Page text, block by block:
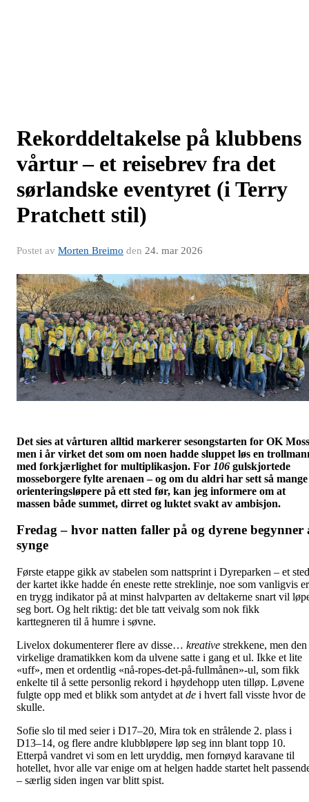
Rekorddeltakelse på klubbens
vårtur – et reisebrev fra det
sørlandske eventyret (i Terry
Pratchett stil)
Postet av Morten Breimo den 24. mar 2026
Det sies at vårturen alltid markerer sesongstarten for OK
men i år virket det som om noen hadde sluppet løs en
med forkjærlighet for multiplikasjon. For 106 gulskjortede
mosseborgere fylte arenaen – og om du aldri har sett så mange
orienteringsløpere på ett sted før, kan jeg informere om at
massen både summet, dirret og luktet svakt av ambisjon.
Fredag – hvor natten faller på og dyrene begynner
synge
Første etappe gikk av stabelen som nattsprint i Dyreparken – et sted
der kartet ikke hadde én eneste rette streklinje, noe som vanligvis er
en trygg indikator på at minst halvparten av deltakerne snart vil
seg bort. Og helt riktig: det ble tatt veivalg som nok fikk
karttegneren til å humre i søvne.
Livelox dokumenterer flere av disse… kreative strekkene, men den
virkelige dramatikken kom da ulvene satte i gang et ul. Ikke et lite
«uff», men et ordentlig «nå-ropes-det-på-fullmånen»-ul, som fikk
enkelte til å sette personlig rekord i høydehopp uten tilløp. Løvene
fulgte opp med et blikk som antydet at de i hvert fall visste hvor de
skulle.
Sofie slo til med seier i D17–20, Mira tok en strålende 2. plass i
D13–14, og flere andre klubbløpere løp seg inn blant topp 10.
Etterpå vandret vi som en lett uryddig, men fornøyd karavane til
hotellet, hvor alle var enige om at helgen hadde startet helt
– særlig siden ingen var blitt spist.